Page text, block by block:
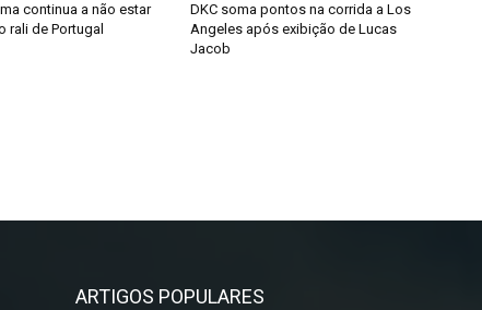
continua a não estar
rali de Portugal
DKC soma pontos na corrida a Los
Angeles após exibição de Lucas
Jacob
ARTIGOS POPULARES